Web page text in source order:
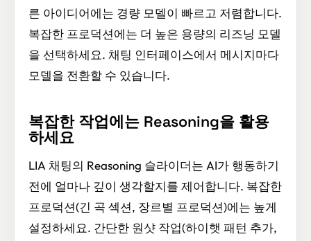
른 아이디어에는 경량 모델이 빠르고 저렴합니다.
복잡한 프로덕션에는 더 높은 용량의 리즈닝 모델
을 선택하세요. 채팅 인터페이스에서 메시지마다
모델을 전환할 수 있습니다.
복잡한 작업에는 Reasoning을 활용
하세요
LIA 채팅의 Reasoning 슬라이더는 AI가 행동하기
전에 얼마나 깊이 생각할지를 제어합니다. 복잡한
프로덕션(긴 곡 섹션, 장르별 프로덕션)에는 높게
설정하세요. 간단한 원샷 작업(하이햇 패턴 추가,